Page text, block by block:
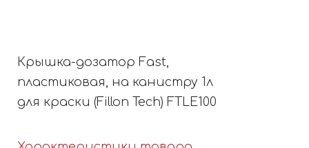
Крышка-дозатор Fast,
пластиковая, на канистру 1л
для краски (Fillon Tech) FTLE100